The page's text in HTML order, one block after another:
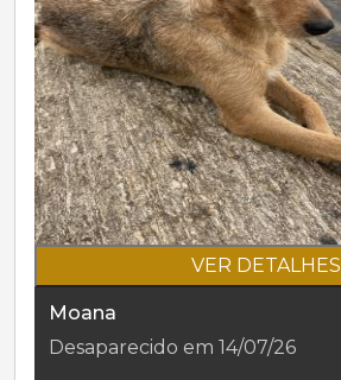
VER DETALHES
Moana
Desaparecido em 14/07/26